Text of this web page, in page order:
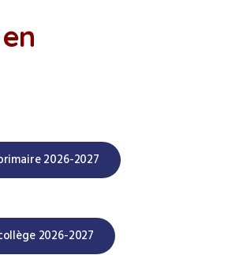
2026-2027
2026-2027